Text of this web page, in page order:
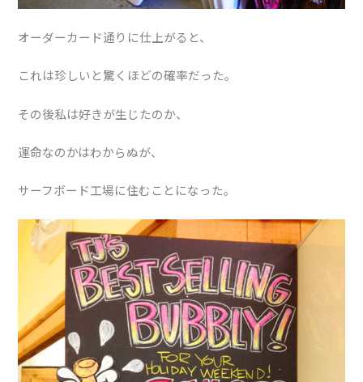
オーダーカード通りに仕上がると、
これは珍しいと驚くほどの確率だった。
その後私は好きが生じたのか、
運命なのかはわからぬが、
サーフボード工場に住むことになった。